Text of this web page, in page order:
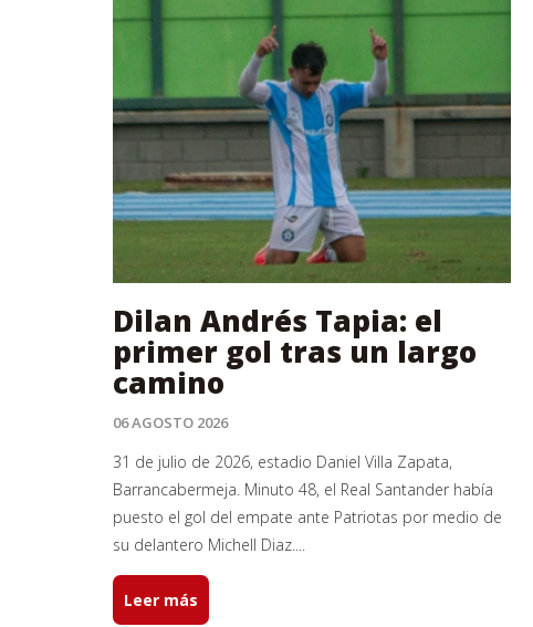
Dilan Andrés Tapia: el
primer gol tras un largo
camino
06 AGOSTO 2026
31 de julio de 2026, estadio Daniel Villa Zapata,
Barrancabermeja. Minuto 48, el Real Santander había
puesto el gol del empate ante Patriotas por medio de
su delantero Michell Diaz....
Leer más